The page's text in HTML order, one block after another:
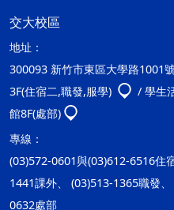
交大校區
地址：
300093 新竹市東區大學路1001
3F(住宿二,職發,服學)
/ 學生
館8F(處部)
專線：
(03)572-0601與(03)612-6516住
1441課外、 (03)513-1365職發
0632處部